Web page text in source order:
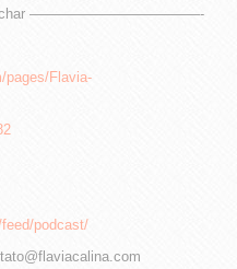
————————————-
pages/Flavia-
podcast/